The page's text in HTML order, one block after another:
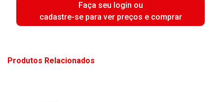
Faça seu login ou
cadastre-se para ver preços e comprar
Produtos Relacionados